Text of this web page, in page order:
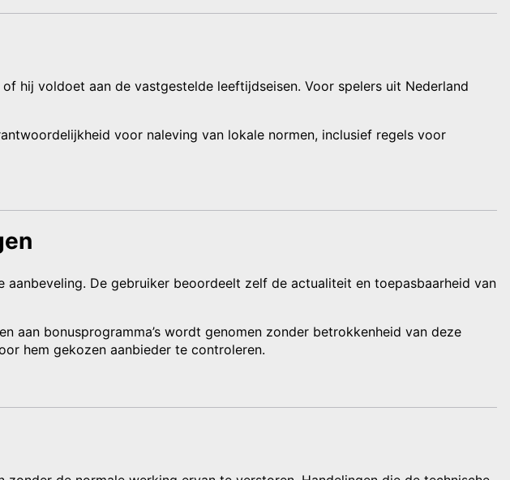
hij voldoet aan de vastgestelde leeftijdseisen. Voor spelers uit Nederland
voor naleving van lokale normen, inclusief regels voor
De gebruiker beoordeelt zelf de actualiteit en toepasbaarheid van
aan bonusprogramma’s wordt genomen zonder betrokkenheid van deze
hem gekozen aanbieder te controleren.